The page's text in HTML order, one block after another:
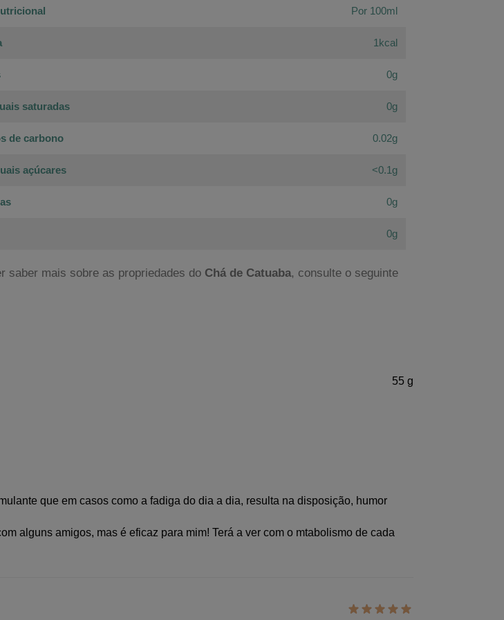
Por 100ml
1kcal
0g
saturadas 0g
de carbono 0.02g
açúcares <0.1g
0g
0g
saber mais sobre as propriedades do Chá de Catuaba, consulte o seguinte
55 g
que em casos como a fadiga do dia a dia, resulta na disposição, humor
alguns amigos, mas é eficaz para mim! Terá a ver com o mtabolismo de cada